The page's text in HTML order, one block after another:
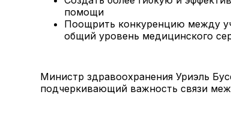
помощи
Поощрить конкуренцию между
общий уровень медицинского
Министр здравоохранения Уриэль
подчеркивающий важность связи